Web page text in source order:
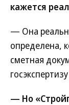
кажется
— Она
определена,
сметная
— Но